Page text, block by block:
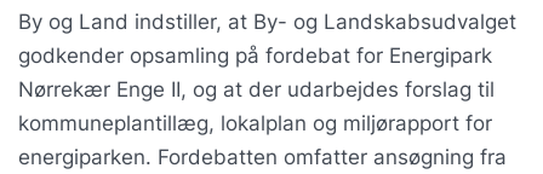
By og Land indstiller, at By- og Landskabsudvalget
godkender opsamling på fordebat for Energipark
Nørrekær Enge II, og at der udarbejdes forslag til
kommuneplantillæg, lokalplan og miljørapport for
energiparken. Fordebatten omfatter ansøgning fra